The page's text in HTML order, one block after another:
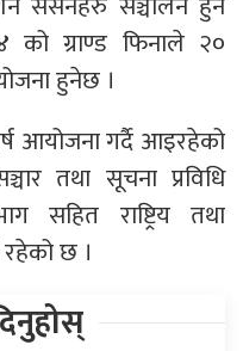
ग्राण्ड फिनाले २०
हुनेछ ।
आयोजना गर्दै आइरहेको
तथा सूचना प्रविधि
सहित राष्ट्रिय तथा
रहेको छ ।